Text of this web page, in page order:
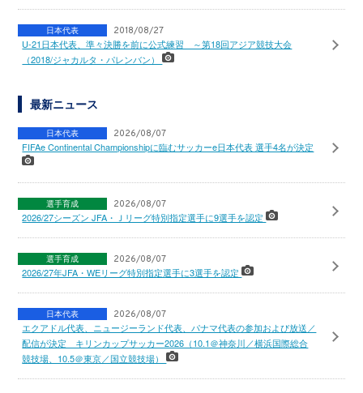
日本代表 2018/08/27
U-21日本代表、準々決勝を前に公式練習 ～第18回アジア競技大会
（2018/ジャカルタ・パレンバン）
最新ニュース
日本代表 2026/08/07
FIFAe Continental Championshipに臨むサッカーe日本代表 選手4名が決定
選手育成 2026/08/07
2026/27シーズン JFA・Ｊリーグ特別指定選手に9選手を認定
選手育成 2026/08/07
2026/27年JFA・WEリーグ特別指定選手に3選手を認定
日本代表 2026/08/07
エクアドル代表、ニュージーランド代表、パナマ代表の参加および放送／
配信が決定 キリンカップサッカー2026（10.1＠神奈川／横浜国際総合
競技場、10.5＠東京／国立競技場）